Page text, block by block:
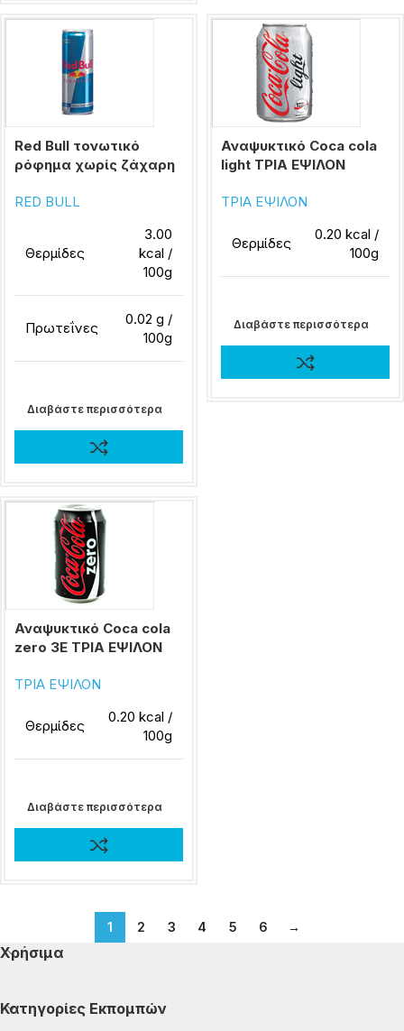
Red Bull τονωτικό
ρόφημα χωρίς ζάχαρη
RED BULL
Θερμίδες
3.00
kcal /
100g
Πρωτεΐνες
0.02 g /
100g
Διαβάστε περισσότερα
Αναψυκτικό Coca cola
light ΤΡΙΑ ΕΨΙΛΟΝ
ΤΡΙΑ ΕΨΙΛΟΝ
Θερμίδες
0.20 kcal /
100g
Διαβάστε περισσότερα
Αναψυκτικό Coca cola
zero 3E ΤΡΙΑ ΕΨΙΛΟΝ
ΤΡΙΑ ΕΨΙΛΟΝ
Θερμίδες
0.20 kcal /
100g
Διαβάστε περισσότερα
1 2 3 4 5 6 →
Χρήσιμα
Κατηγορίες Εκπομπών